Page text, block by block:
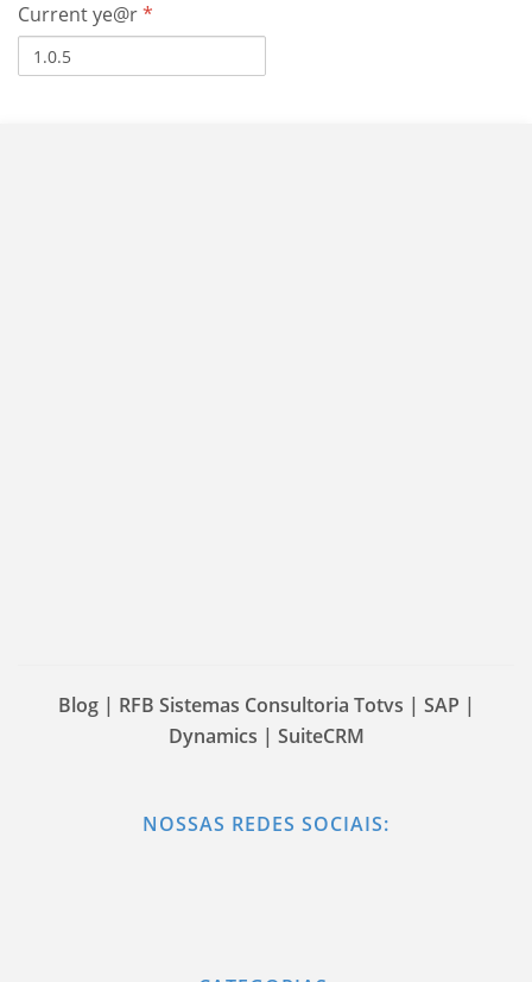
Current ye@r*
Blog | RFB Sistemas Consultoria Totvs | SAP |
Dynamics | SuiteCRM
NOSSAS REDES SOCIAIS: